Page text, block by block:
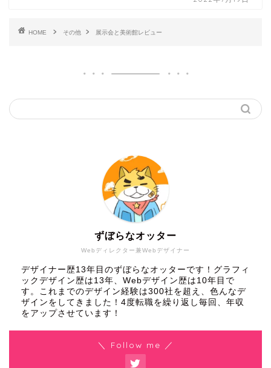
HOME その他 展示会と美術館レビュー
Webディレクター兼Webデザイナー
ずぼらなオッター
デザイナー歴13年目のずぼらなオッターです！グラフィ
ックデザイン歴は13年、Webデザイン歴は10年目で
す。これまでのデザイン経験は300社を超え、色んなデ
ザインをしてきました！4度転職を繰り返し毎回、年収
をアップさせています！
＼ Follow me ／